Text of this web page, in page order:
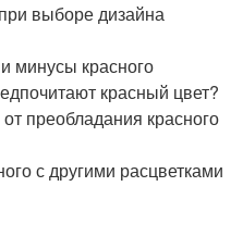
выборе дизайна
минусы красного
красный цвет?
преобладания красного
с другими расцветками